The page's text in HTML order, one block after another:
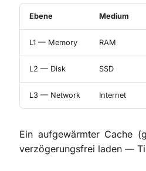
Ebene Medium
L1 — Memory RAM
L2 — Disk SSD
L3 — Network Internet
Ein aufgewärmter Cache
verzögerungsfrei laden —